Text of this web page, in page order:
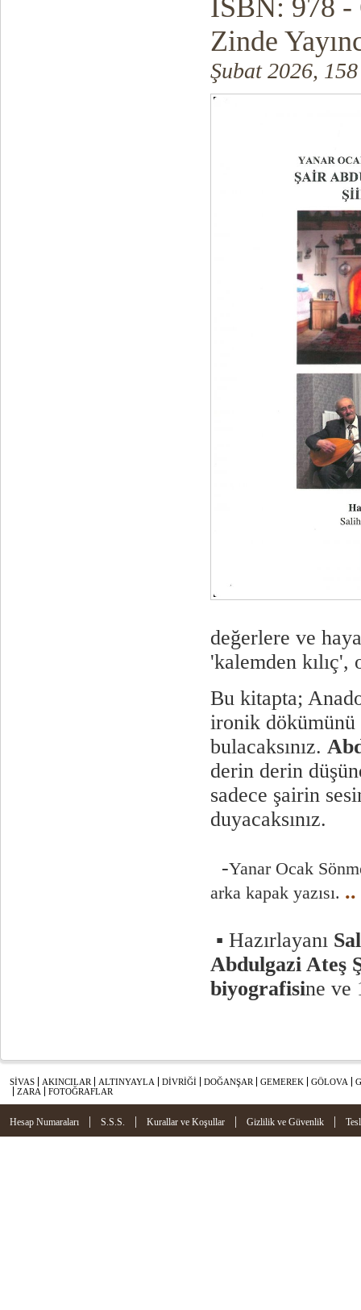
ISBN: 978 -
Zinde
Şubat 2026,
değerlere ve
'kalemden
Bu kitapta;
ironik dökümünü
bulacaksınız.
derin derin
sadece şairin
duyacaksınız.
-Yanar Ocak
arka kapak yazısı. ..
▪ Hazırlayanı
Abdulgazi Ateş
biyografisine ve
SİVAS AKINCILAR ALTINYAYLA DİVRİĞİ DOĞANŞAR GEMEREK GÖLOVA
ZARA
FOTOĞRAFLAR
Hesap Numaraları | S.S.S. | Kurallar ve Koşullar | Gizlilik ve Güvenlik |